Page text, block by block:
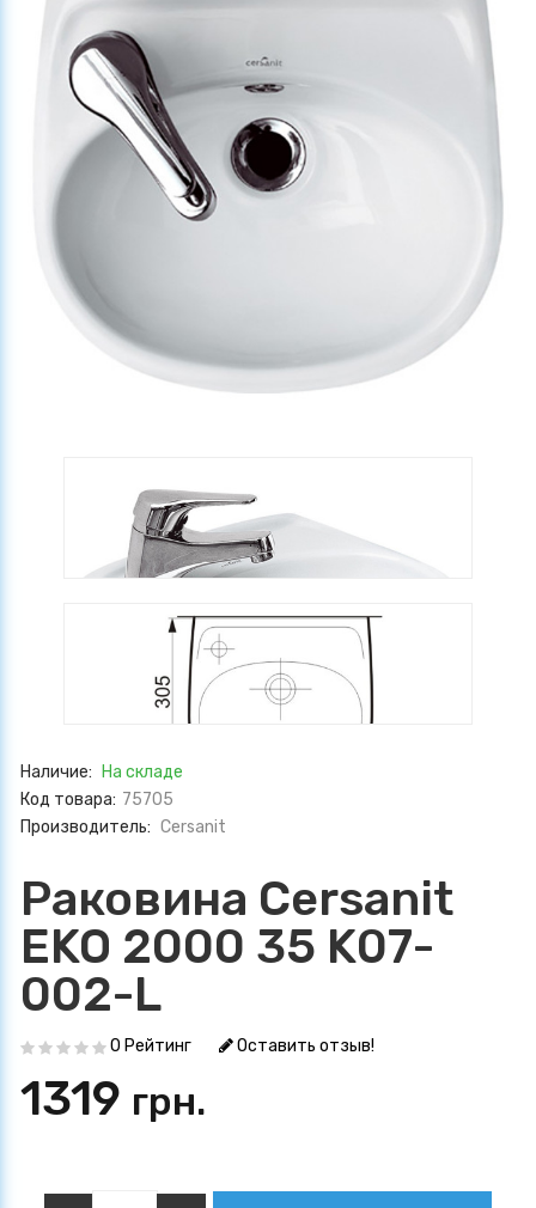
Наличие:
На складе
Код товара: 75705
Производитель: Cersanit
Раковина Cersanit
EKO 2000 35 K07-
002-L
0 Рейтинг Оставить отзыв!
1319 грн.